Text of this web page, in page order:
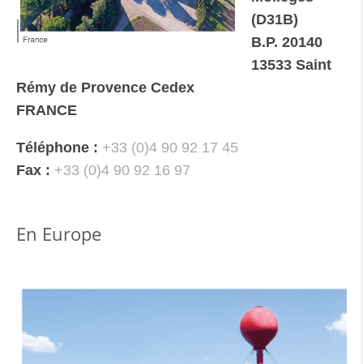
(D31B)
B.P. 20140
13533 Saint
Rémy de Provence Cedex
FRANCE
Téléphone : +33 (0)4 90 92 17 45
Fax : +33 (0)4 90 92 16 97
En Europe